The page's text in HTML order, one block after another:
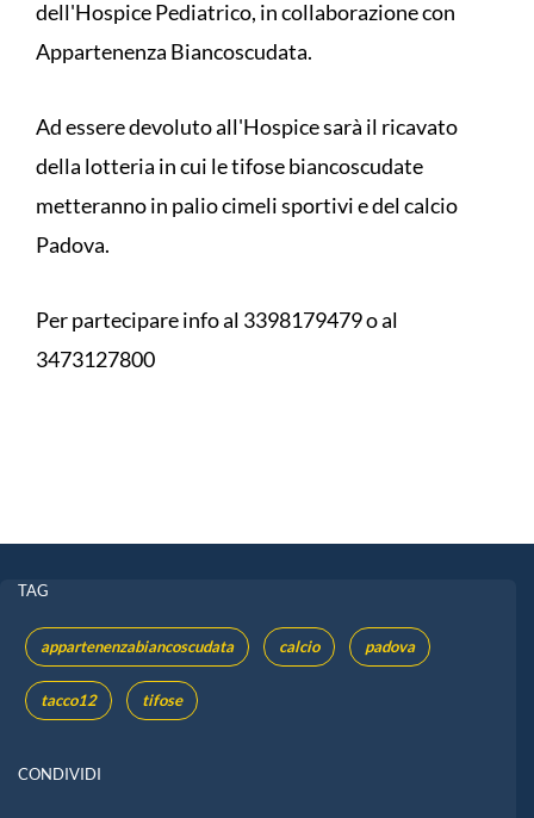
dell'Hospice Pediatrico, in collaborazione con
Appartenenza Biancoscudata.
Ad essere devoluto all'Hospice sarà il ricavato
della lotteria in cui le tifose biancoscudate
metteranno in palio cimeli sportivi e del calcio
Padova.
Per partecipare info al 3398179479 o al
3473127800
TAG
appartenenzabiancoscudata calcio padova
tacco12 tifose
CONDIVIDI